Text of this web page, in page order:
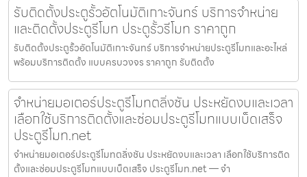
รับติดตั้งประตูรั้วอัตโนมัติเกาะจันทร์ บริการจำหน่าย
และติดตั้งประตูรีโมท ประตูรั้วรีโมท ราคาถูก
รับติดตั้งประตูรั้วอัตโนมัติเกาะจันทร์ บริการจำหน่ายประตูรีโมทและอะไหล่
พร้อมบริการติดตั้ง แบบครบวงจร ราคาถูก รับติดตั้ง
จำหน่ายมอเตอร์ประตูรีโมทตลิ่งชัน ประหยัดงบและเวลา
เลือกใช้บริการติดตั้งและซ่อมประตูรีโมทแบบเบ็ดเสร็จ
ประตูรีโมท.net
จำหน่ายมอเตอร์ประตูรีโมทตลิ่งชัน ประหยัดงบและเวลา เลือกใช้บริการติด
ตั้งและซ่อมประตูรีโมทแบบเบ็ดเสร็จ ประตูรีโมท.net — จำ